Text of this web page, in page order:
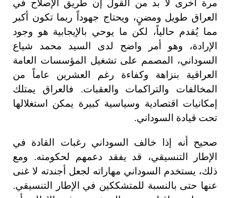
مرة أخرى لا بد من القول إن طريق الإصلاح في
العراق طويل ومضنٍ، ويحتاج جهوداً ربما تكون أكبر
مما يُقدم حالياً، لكن ما يوحي بالإيجابية هو وجود
الإرادة، وهو أمر واضح لدى السيد محمد شياع
السوداني، المصمم على تشغيل المؤسسات العامة
العراقية بنزاهة وكفاءة رغم العشرين عاماً من
المخالفات والتراكمات والعقبات. فالعراق يمتلك
إمكانيات اقتصادية وسياسية كبيرة يمكن استغلالها
تحت قيادة السوداني.
صحيح أنه إذا خالف السوداني رغبات القادة في
الإطار التنسيقي، قد يفقد دعمهم لحكومته. ومع
ذلك، يستخدم السوداني مهاراته لجعل أجندته لا غنى
عنها حتى بالنسبة للمتشككين في الإطار التنسيقي.